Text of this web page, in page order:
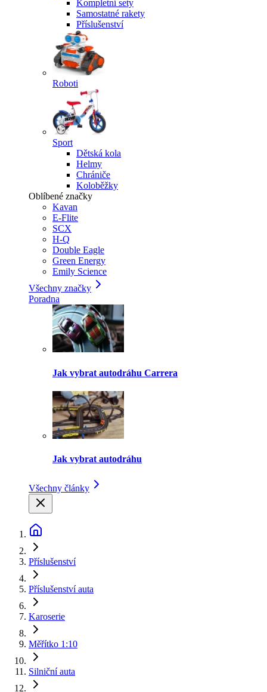
Kompletní sety
Samostatné rakety
Příslušenství
Roboti
Sport
Dětská kola
Helmy
Chrániče
Koloběžky
Oblíbené značky
Kavan
E-Flite
SCX
H-Q
Double Eagle
Green Energy
Emily Science
Všechny značky
Poradna
Jak vybrat autodráhu Carrera
Jak vybrat autodráhu
Všechny články
Příslušenství
Příslušenství auta
Karoserie
Měřítko 1:10
Silniční auta